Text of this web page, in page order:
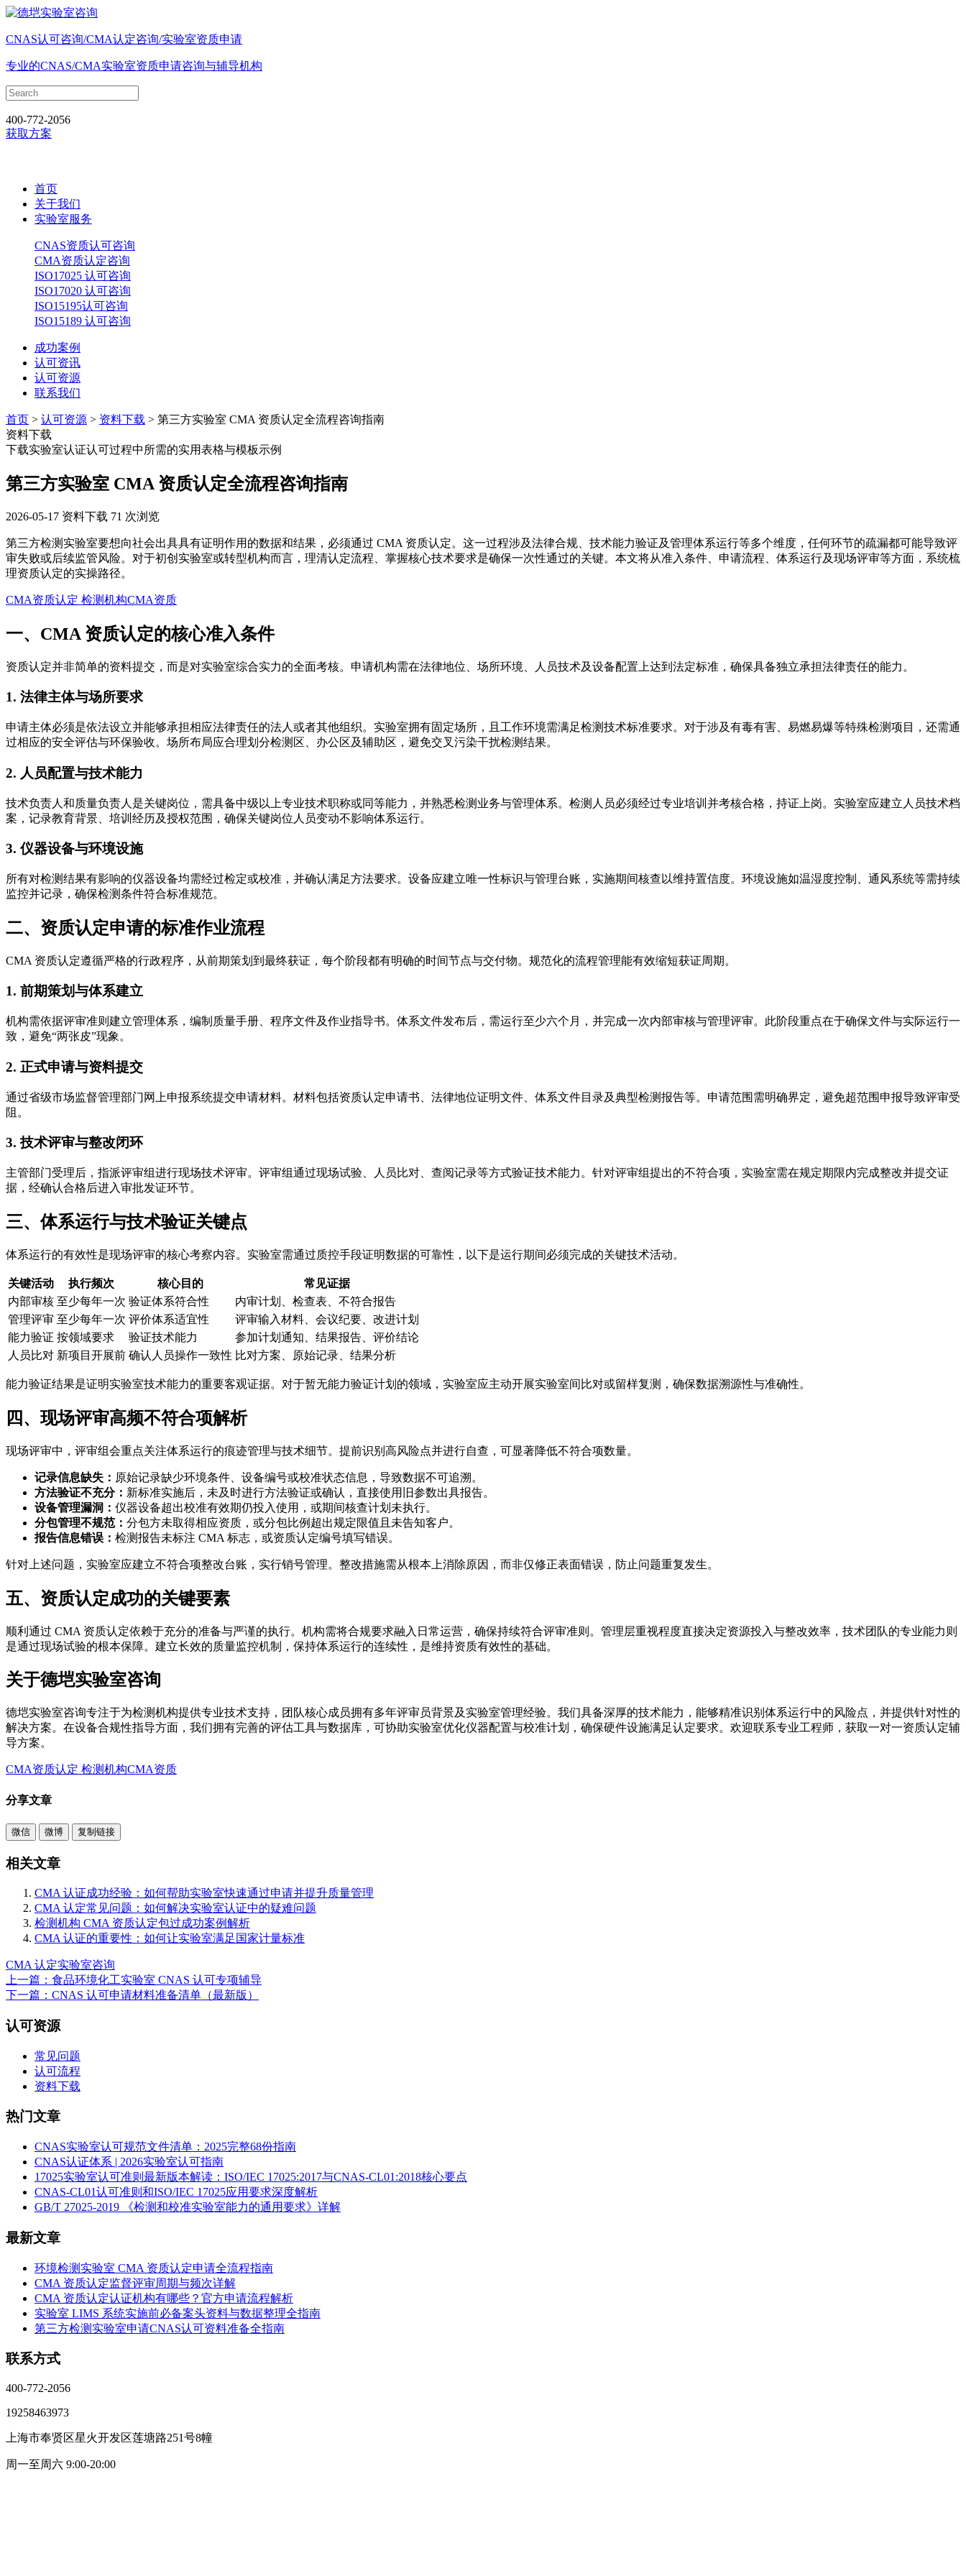
CNAS认可咨询/CMA认定咨询/实验室资质申请
专业的CNAS/CMA实验室资质申请咨询与辅导机构
400-772-2056
获取方案
首页
关于我们
实验室服务
CNAS资质认可咨询
CMA资质认定咨询
ISO17025 认可咨询
ISO17020 认可咨询
ISO15195认可咨询
ISO15189 认可咨询
成功案例
认可资讯
认可资源
联系我们
首页 > 认可资源 > 资料下载 > 第三方实验室 CMA 资质认定全流程咨询指南
资料下载
下载实验室认证认可过程中所需的实用表格与模板示例
第三方实验室 CMA 资质认定全流程咨询指南
2026-05-17 资料下载 71 次浏览
第三方检测实验室要想向社会出具具有证明作用的数据和结果，必须通过 CMA 资质认定。这一过程涉及法律合规、技术能力验证及管理体系运行等多个维度，任何环节的疏漏都可能导致评
审失败或后续监管风险。对于初创实验室或转型机构而言，理清认定流程、掌握核心技术要求是确保一次性通过的关键。本文将从准入条件、申请流程、体系运行及现场评审等方面，系统梳
理资质认定的实操路径。
CMA资质认定 检测机构CMA资质
一、CMA 资质认定的核心准入条件
资质认定并非简单的资料提交，而是对实验室综合实力的全面考核。申请机构需在法律地位、场所环境、人员技术及设备配置上达到法定标准，确保具备独立承担法律责任的能力。
1. 法律主体与场所要求
申请主体必须是依法设立并能够承担相应法律责任的法人或者其他组织。实验室拥有固定场所，且工作环境需满足检测技术标准要求。对于涉及有毒有害、易燃易爆等特殊检测项目，还需通
过相应的安全评估与环保验收。场所布局应合理划分检测区、办公区及辅助区，避免交叉污染干扰检测结果。
2. 人员配置与技术能力
技术负责人和质量负责人是关键岗位，需具备中级以上专业技术职称或同等能力，并熟悉检测业务与管理体系。检测人员必须经过专业培训并考核合格，持证上岗。实验室应建立人员技术档
案，记录教育背景、培训经历及授权范围，确保关键岗位人员变动不影响体系运行。
3. 仪器设备与环境设施
所有对检测结果有影响的仪器设备均需经过检定或校准，并确认满足方法要求。设备应建立唯一性标识与管理台账，实施期间核查以维持置信度。环境设施如温湿度控制、通风系统等需持续
监控并记录，确保检测条件符合标准规范。
二、资质认定申请的标准作业流程
CMA 资质认定遵循严格的行政程序，从前期策划到最终获证，每个阶段都有明确的时间节点与交付物。规范化的流程管理能有效缩短获证周期。
1. 前期策划与体系建立
机构需依据评审准则建立管理体系，编制质量手册、程序文件及作业指导书。体系文件发布后，需运行至少六个月，并完成一次内部审核与管理评审。此阶段重点在于确保文件与实际运行一
致，避免“两张皮”现象。
2. 正式申请与资料提交
通过省级市场监督管理部门网上申报系统提交申请材料。材料包括资质认定申请书、法律地位证明文件、体系文件目录及典型检测报告等。申请范围需明确界定，避免超范围申报导致评审受
阻。
3. 技术评审与整改闭环
主管部门受理后，指派评审组进行现场技术评审。评审组通过现场试验、人员比对、查阅记录等方式验证技术能力。针对评审组提出的不符合项，实验室需在规定期限内完成整改并提交证
据，经确认合格后进入审批发证环节。
三、体系运行与技术验证关键点
体系运行的有效性是现场评审的核心考察内容。实验室需通过质控手段证明数据的可靠性，以下是运行期间必须完成的关键技术活动。
关键活动 执行频次 核心目的
常见证据
内部审核 至少每年一次 验证体系符合性
内审计划、检查表、不符合报告
管理评审 至少每年一次 评价体系适宜性
评审输入材料、会议纪要、改进计划
能力验证 按领域要求 验证技术能力
参加计划通知、结果报告、评价结论
人员比对 新项目开展前 确认人员操作一致性 比对方案、原始记录、结果分析
能力验证结果是证明实验室技术能力的重要客观证据。对于暂无能力验证计划的领域，实验室应主动开展实验室间比对或留样复测，确保数据溯源性与准确性。
四、现场评审高频不符合项解析
现场评审中，评审组会重点关注体系运行的痕迹管理与技术细节。提前识别高风险点并进行自查，可显著降低不符合项数量。
记录信息缺失： 原始记录缺少环境条件、设备编号或校准状态信息，导致数据不可追溯。
方法验证不充分： 新标准实施后，未及时进行方法验证或确认，直接使用旧参数出具报告。
设备管理漏洞： 仪器设备超出校准有效期仍投入使用，或期间核查计划未执行。
分包管理不规范： 分包方未取得相应资质，或分包比例超出规定限值且未告知客户。
报告信息错误： 检测报告未标注 CMA 标志，或资质认定编号填写错误。
针对上述问题，实验室应建立不符合项整改台账，实行销号管理。整改措施需从根本上消除原因，而非仅修正表面错误，防止问题重复发生。
五、资质认定成功的关键要素
顺利通过 CMA 资质认定依赖于充分的准备与严谨的执行。机构需将合规要求融入日常运营，确保持续符合评审准则。管理层重视程度直接决定资源投入与整改效率，技术团队的专业能力则
是通过现场试验的根本保障。建立长效的质量监控机制，保持体系运行的连续性，是维持资质有效性的基础。
关于德垲实验室咨询
德垲实验室咨询专注于为检测机构提供专业技术支持，团队核心成员拥有多年评审员背景及实验室管理经验。我们具备深厚的技术能力，能够精准识别体系运行中的风险点，并提供针对性的
解决方案。在设备合规性指导方面，我们拥有完善的评估工具与数据库，可协助实验室优化仪器配置与校准计划，确保硬件设施满足认定要求。欢迎联系专业工程师，获取一对一资质认定辅
导方案。
CMA资质认定 检测机构CMA资质
分享文章
微信 微博 复制链接
相关文章
CMA 认证成功经验：如何帮助实验室快速通过申请并提升质量管理
CMA 认定常见问题：如何解决实验室认证中的疑难问题
检测机构 CMA 资质认定包过成功案例解析
CMA 认证的重要性：如何让实验室满足国家计量标准
CMA 认定实验室咨询
上一篇：食品环境化工实验室 CNAS 认可专项辅导
下一篇：CNAS 认可申请材料准备清单（最新版）
认可资源
常见问题
认可流程
资料下载
热门文章
CNAS实验室认可规范文件清单：2025完整68份指南
CNAS认证体系 | 2026实验室认可指南
17025实验室认可准则最新版本解读：ISO/IEC 17025:2017与CNAS-CL01:2018核心要点
CNAS-CL01认可准则和ISO/IEC 17025应用要求深度解析
GB/T 27025-2019 《检测和校准实验室能力的通用要求》详解
最新文章
环境检测实验室 CMA 资质认定申请全流程指南
CMA 资质认定监督评审周期与频次详解
CMA 资质认定认证机构有哪些？官方申请流程解析
实验室 LIMS 系统实施前必备案头资料与数据整理全指南
第三方检测实验室申请CNAS认可资料准备全指南
联系方式
400-772-2056
19258463973
上海市奉贤区星火开发区莲塘路251号8幢
周一至周六 9:00-20:00